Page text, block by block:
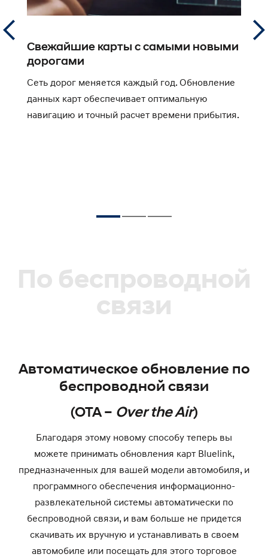
Свежайшие карты с самыми новыми
дорогами
Сеть дорог меняется каждый год. Обновление
данных карт обеспечивает оптимальную
навигацию и точный расчет времени прибытия.
По беспроводной
связи
Автоматическое обновление по
беспроводной связи
(OTA – Over the Air)
Благодаря этому новому способу теперь вы
можете принимать обновления карт Bluelink,
предназначенных для вашей модели автомобиля, и
программного обеспечения информационно-
развлекательной системы автоматически по
беспроводной связи, и вам больше не придется
скачивать их вручную и устанавливать в своем
автомобиле или посещать для этого торговое